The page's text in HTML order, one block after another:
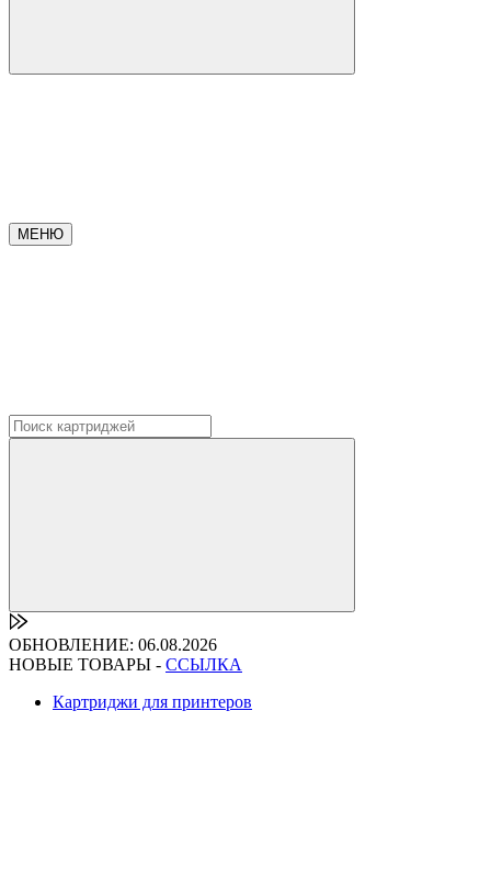
МЕНЮ
ОБНОВЛЕНИЕ: 06.08.2026
НОВЫЕ ТОВАРЫ - ССЫЛКА
Картриджи для принтеров